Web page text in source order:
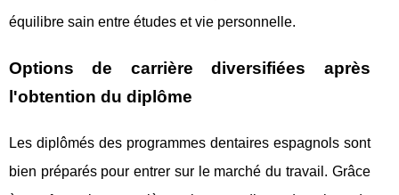
équilibre sain entre études et vie personnelle.
Options de carrière diversifiées après
l'obtention du diplôme
Les diplômés des programmes dentaires espagnols sont
bien préparés pour entrer sur le marché du travail. Grâce